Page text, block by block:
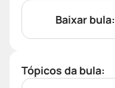
Baixar bula:
Tópicos da bula: